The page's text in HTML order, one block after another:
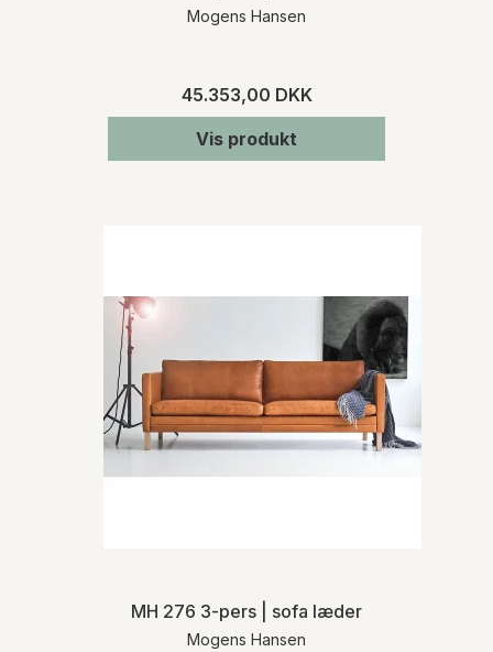
Mogens Hansen
45.353,00 DKK
Vis produkt
MH 276 3-pers | sofa læder
Mogens Hansen